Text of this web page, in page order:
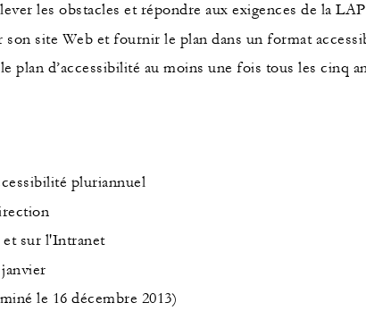
les obstacles et répondre aux exigences de la
son site Web et fournir le plan dans un format
plan d’accessibilité au moins une fois tous les cinq
pluriannuel
sur l'Intranet
le 16 décembre 2013)